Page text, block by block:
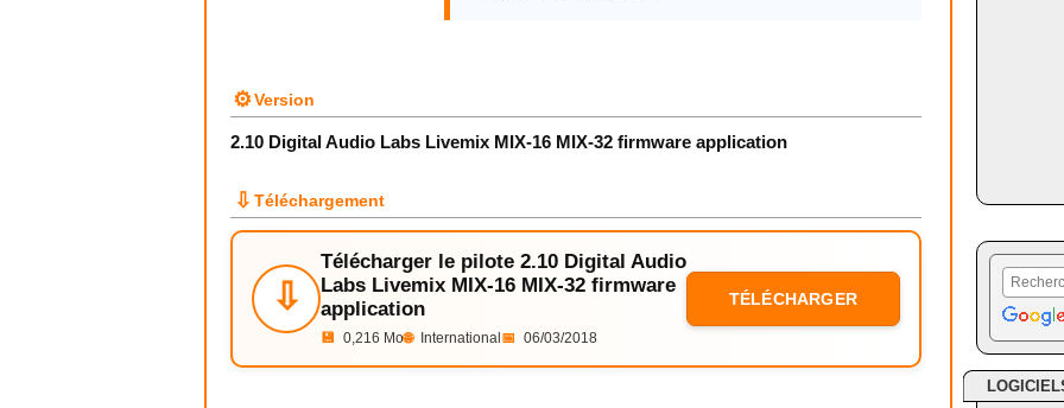
⚙Version
2.10 Digital Audio Labs Livemix MIX-16 MIX-32 firmware application
⇩ Téléchargement
⇩
Télécharger le pilote 2.10 Digital Audio
Labs Livemix MIX-16 MIX-32 firmware
application
💾 0,216 Mo🌐 International 📅 06/03/2018
TÉLÉCHARGER